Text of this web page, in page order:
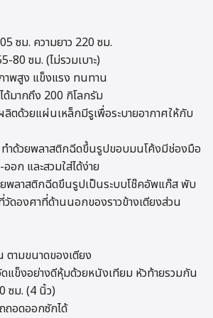
ซม. ความยาว 220 ซม.
80 ซม. (ไม่รวมเบาะ)
พสูง แข็งแรง ทนทาน
ด้มากถึง 200 กิโลกรัม
ลิตด้วยแผ่นเหล็กมีรูเพื่อระบายอากาศให้กับ
ทำด้วยพลาสติกฉีดขึ้นรูปขอบมนโค้งมีช่องมือ
อก และสวมใส่ได้ง่าย
ยพลาสติกฉีดขึนรูปเป็นระบบโช๊คอัพแก๊ส พับ
วัดองศาที่ด้านนอกของราวข้างเตียงส่วน
ตามขนาดของเตียง
แข็งอย่างดีหุ้มด้วยหนังเทียม หัวท้ายรวมกัน
ซม. (4 นิ้ว)
ถอดออกซักได้